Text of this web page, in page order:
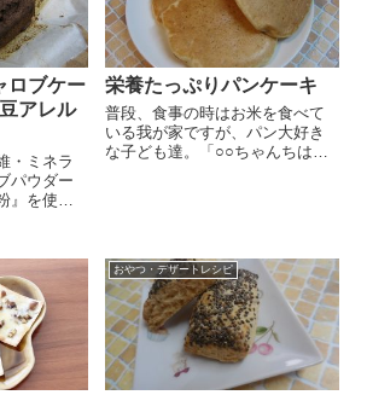
ロブケー
アレル
・ミネラ
パウダー
』を使っ
100g、
ロブパ
栄養たっぷりパンケーキ
普段、食事の時はお米を食べて
いる我が家ですが、パン大好き
な子ども達。「○○ちゃんちは毎
くれるのだけど、や...
おやつ・デザートレシピ